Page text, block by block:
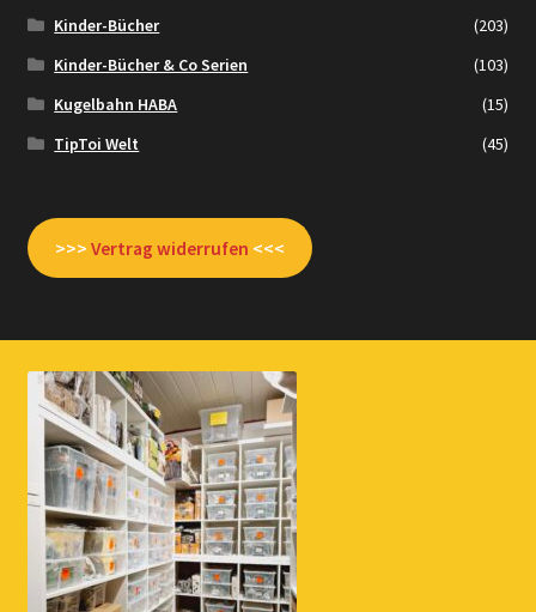
Kinder-Bücher
(203)
Kinder-Bücher & Co Serien
(103)
Kugelbahn HABA
(15)
TipToi Welt
(45)
>>> Vertrag widerrufen <<<